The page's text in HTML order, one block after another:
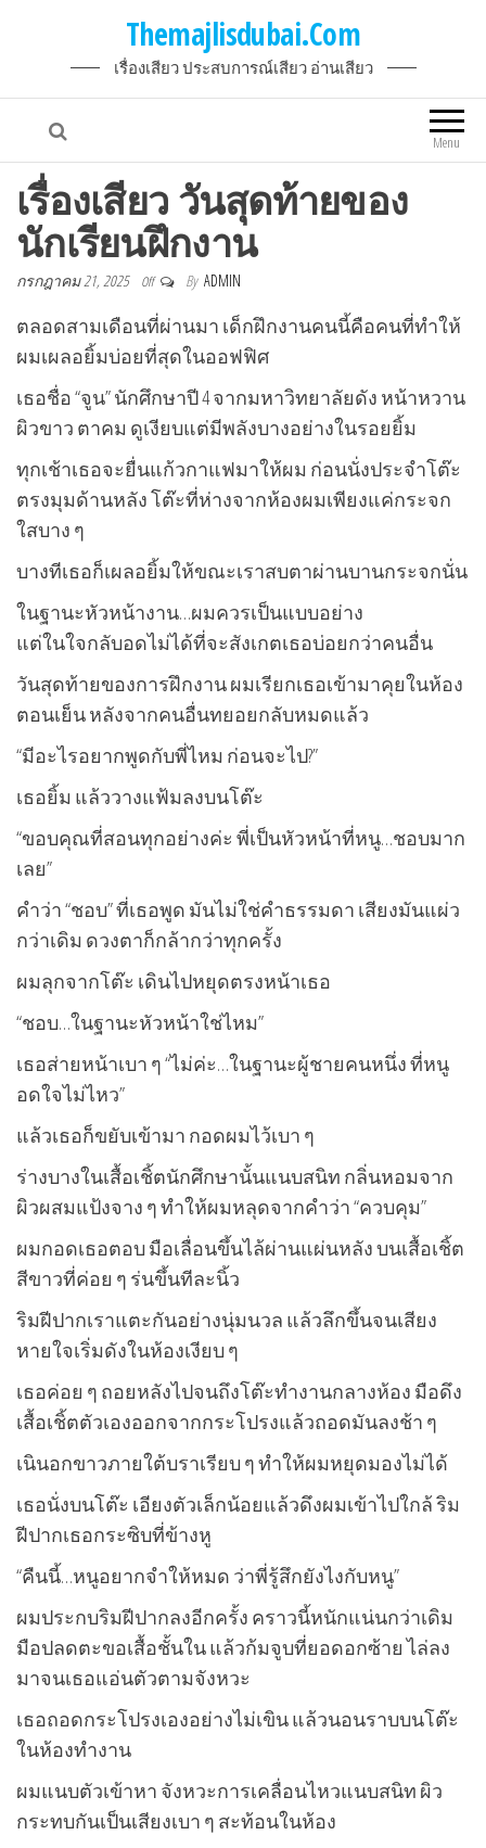
Themajlisdubai.Com
เรื่องเสียว ประสบการณ์เสียว อ่านเสียว
Menu
เรื่องเสียว วันสุดท้ายของ
นักเรียนฝึกงาน
กรกฎาคม 21, 2025 Off By ADMIN
ตลอดสามเดือนที่ผ่านมา เด็กฝึกงานคนนี้คือคนที่ทำให้
ผมเผลอยิ้มบ่อยที่สุดในออฟฟิศ
เธอชื่อ “จูน” นักศึกษาปี 4 จากมหาวิทยาลัยดัง หน้าหวาน
ผิวขาว ตาคม ดูเงียบแต่มีพลังบางอย่างในรอยยิ้ม
ทุกเช้าเธอจะยื่นแก้วกาแฟมาให้ผม ก่อนนั่งประจำโต๊ะ
ตรงมุมด้านหลัง โต๊ะที่ห่างจากห้องผมเพียงแค่กระจก
ใสบาง ๆ
บางทีเธอก็เผลอยิ้มให้ขณะเราสบตาผ่านบานกระจกนั่น
ในฐานะหัวหน้างาน…ผมควรเป็นแบบอย่าง
แต่ในใจกลับอดไม่ได้ที่จะสังเกตเธอบ่อยกว่าคนอื่น
วันสุดท้ายของการฝึกงาน ผมเรียกเธอเข้ามาคุยในห้อง
ตอนเย็น หลังจากคนอื่นทยอยกลับหมดแล้ว
“มีอะไรอยากพูดกับพี่ไหม ก่อนจะไป?”
เธอยิ้ม แล้ววางแฟ้มลงบนโต๊ะ
“ขอบคุณที่สอนทุกอย่างค่ะ พี่เป็นหัวหน้าที่หนู…ชอบมาก
เลย”
คำว่า “ชอบ” ที่เธอพูด มันไม่ใช่คำธรรมดา เสียงมันแผ่ว
กว่าเดิม ดวงตาก็กล้ากว่าทุกครั้ง
ผมลุกจากโต๊ะ เดินไปหยุดตรงหน้าเธอ
“ชอบ…ในฐานะหัวหน้าใช่ไหม”
เธอส่ายหน้าเบา ๆ “ไม่ค่ะ…ในฐานะผู้ชายคนหนึ่ง ที่หนู
อดใจไม่ไหว”
แล้วเธอก็ขยับเข้ามา กอดผมไว้เบา ๆ
ร่างบางในเสื้อเชิ้ตนักศึกษานั้นแนบสนิท กลิ่นหอมจาก
ผิวผสมแป้งจาง ๆ ทำให้ผมหลุดจากคำว่า “ควบคุม”
ผมกอดเธอตอบ มือเลื่อนขึ้นไล้ผ่านแผ่นหลัง บนเสื้อเชิ้ต
สีขาวที่ค่อย ๆ ร่นขึ้นทีละนิ้ว
ริมฝีปากเราแตะกันอย่างนุ่มนวล แล้วลึกขึ้นจนเสียง
หายใจเริ่มดังในห้องเงียบ ๆ
เธอค่อย ๆ ถอยหลังไปจนถึงโต๊ะทำงานกลางห้อง มือดึง
เสื้อเชิ้ตตัวเองออกจากกระโปรงแล้วถอดมันลงช้า ๆ
เนินอกขาวภายใต้บราเรียบ ๆ ทำให้ผมหยุดมองไม่ได้
เธอนั่งบนโต๊ะ เอียงตัวเล็กน้อยแล้วดึงผมเข้าไปใกล้ ริม
ฝีปากเธอกระซิบที่ข้างหู
“คืนนี้…หนูอยากจำให้หมด ว่าพี่รู้สึกยังไงกับหนู”
ผมประกบริมฝีปากลงอีกครั้ง คราวนี้หนักแน่นกว่าเดิม
มือปลดตะขอเสื้อชั้นใน แล้วก้มจูบที่ยอดอกซ้าย ไล่ลง
มาจนเธอแอ่นตัวตามจังหวะ
เธอถอดกระโปรงเองอย่างไม่เขิน แล้วนอนราบบนโต๊ะ
ในห้องทำงาน
ผมแนบตัวเข้าหา จังหวะการเคลื่อนไหวแนบสนิท ผิว
กระทบกันเป็นเสียงเบา ๆ สะท้อนในห้อง